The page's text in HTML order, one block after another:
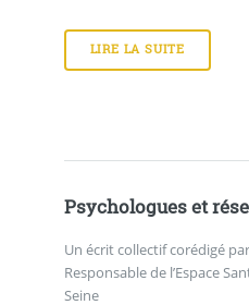
LIRE LA SUITE
Psychologues et
Un écrit collectif corédigé
Responsable de l’Espace
Seine